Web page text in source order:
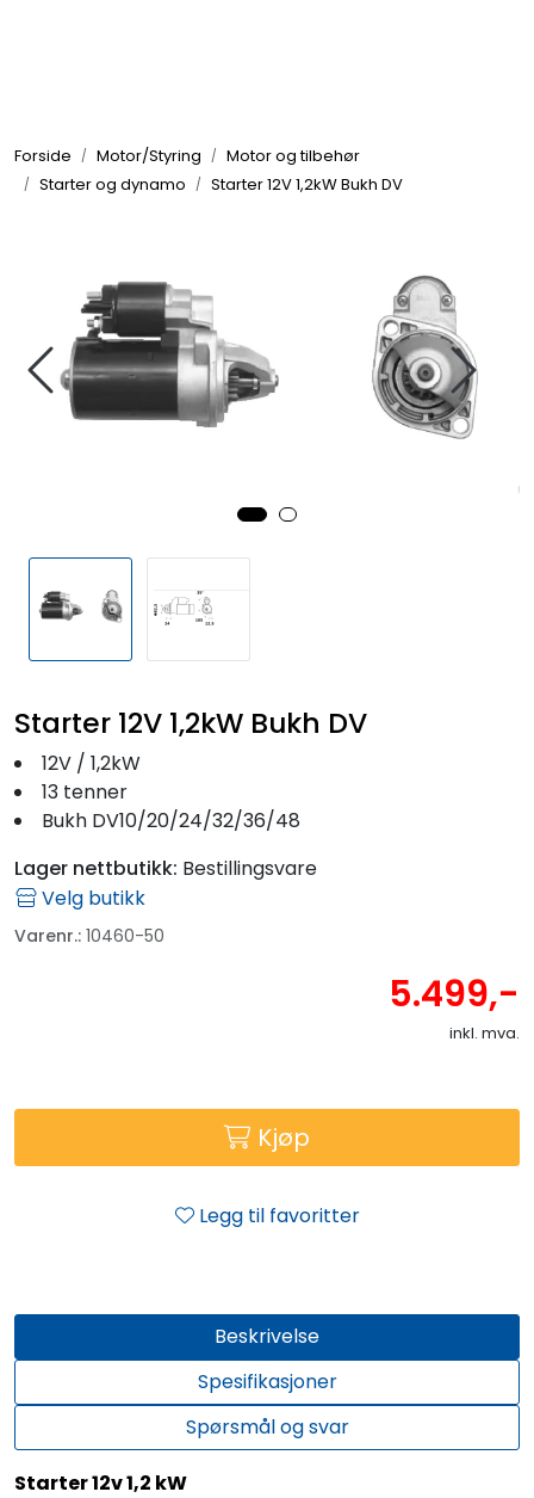
Forside Motor/Styring
Motor og tilbehør
Starter og dynamo
Starter 12V 1,2kW Bukh DV
Starter 12V 1,2kW Bukh DV
12V / 1,2kW
13 tenner
Bukh DV10/20/24/32/36/48
Lager nettbutikk: Bestillingsvare
Velg butikk
Varenr.: 10460-50
5.499,-
inkl. mva.
Kjøp
Legg til favoritter
Beskrivelse
Spesifikasjoner
Spørsmål og svar
Starter 12v 1,2 kW
Elektrisk
Komfort
VVS
Fritid/Sikkerhet
Seil
Outlet
Kampanje